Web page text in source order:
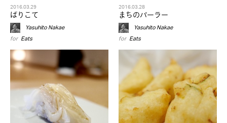
2016.03.29
ばりこて
Yasuhito Nakae
for Eats
2016.03.28
まちのパーラー
Yasuhito Nakae
for Eats